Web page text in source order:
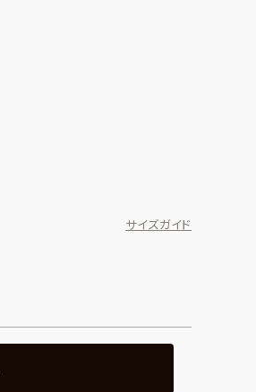
サイズガイド